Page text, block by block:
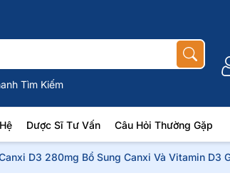
Tìm Kiếm
Dược Sĩ Tư Vấn Câu Hỏi Thường Gặp
D3 280mg Bổ Sung Canxi Và Vitamin D3